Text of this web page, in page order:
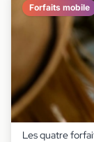
Forfaits mobile
Les quatre